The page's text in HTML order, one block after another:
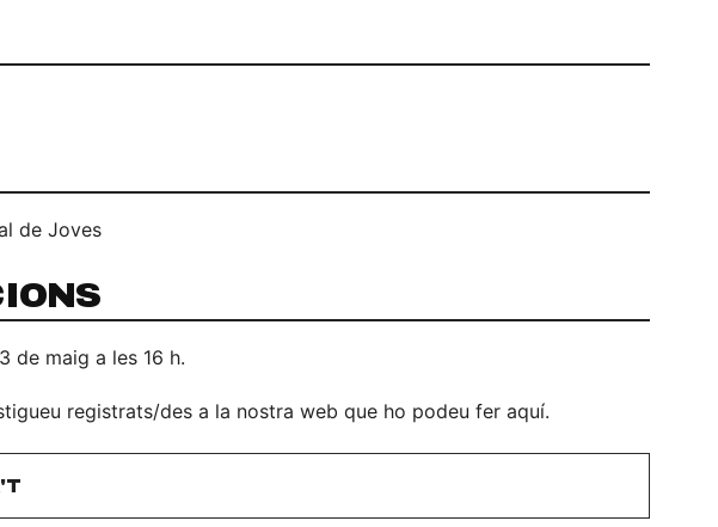
de Joves
de maig a les 16 h.
registrats/des a la nostra web que ho podeu fer aquí.